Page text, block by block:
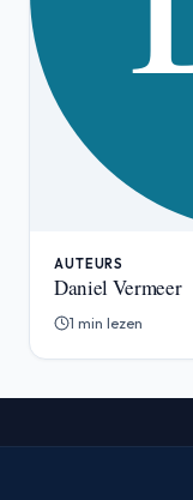
AUTEURS
Daniel Vermeer
1 min lezen